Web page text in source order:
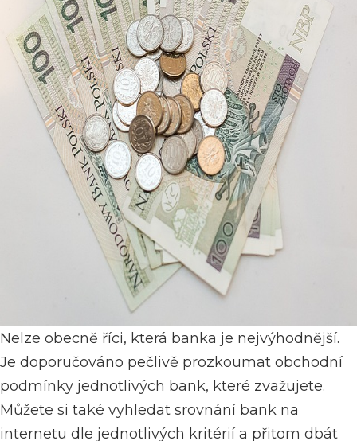
Nelze obecně říci, která banka je nejvýhodnější.
Je doporučováno pečlivě prozkoumat obchodní
podmínky jednotlivých bank, které zvažujete.
Můžete si také vyhledat srovnání bank na
internetu dle jednotlivých kritérií a přitom dbát